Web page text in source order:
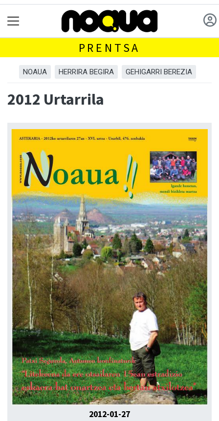
PRENTSA
NOAUA HERRIRA BEGIRA GEHIGARRI BEREZIA
2012 Urtarrila
2012-01-27